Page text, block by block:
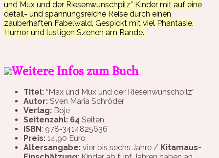
und Mux und der Riesenwunschpilz” Kinder mit auf eine
detail- und spannungsreiche Reise durch einen
zauberhaften Fabelwald. Gespickt mit viel Phantasie,
Humor und lustigen Szenen am Rande.
Weitere Infos zum Buch
Titel: “Max und Mux und der Riesenwunschpilz”
Autor: Sven Maria Schröder
Verlag: Boje
Seitenzahl: 64 Seiten
ISBN: 978-3414825636
Preis: 14,90 Euro
Altersangabe: vier bis sechs Jahre / Kitamaus-